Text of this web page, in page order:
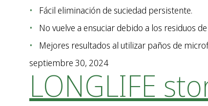
Fácil eliminación de suciedad persistente.
No vuelve a ensuciar debido a los residuos
Mejores resultados al utilizar paños de
septiembre 30, 2024
LONGLIFE